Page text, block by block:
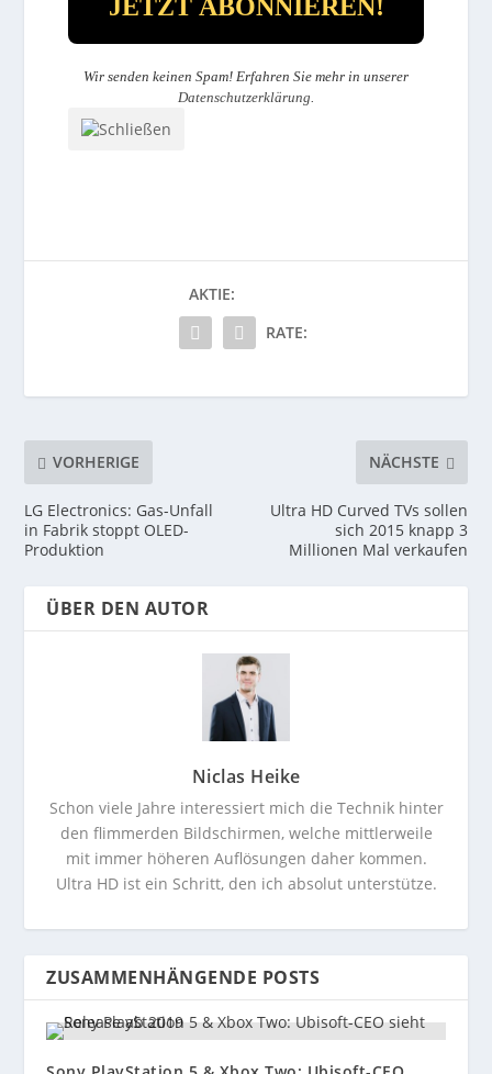
Wir senden keinen Spam! Erfahren Sie mehr in unserer
Datenschutzerklärung
AKTIE:
RATE:
VORHERIGE
LG Electronics: Gas-Unfall
in Fabrik stoppt OLED-
Produktion
NÄCHSTE
Ultra HD Curved TVs sollen
sich 2015 knapp 3
Millionen Mal verkaufen
ÜBER DEN AUTOR
Niclas Heike
Schon viele Jahre interessiert mich die Technik hinter
den flimmerden Bildschirmen, welche mittlerweile
mit immer höheren Auflösungen daher kommen.
Ultra HD ist ein Schritt, den ich absolut unterstütze.
ZUSAMMENHÄNGENDE POSTS